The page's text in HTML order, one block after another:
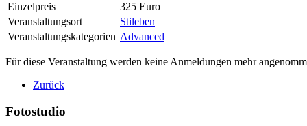
Einzelpreis
325 Euro
Veranstaltungsort
Stileben
Veranstaltungskategorien Advanced
Für diese Veranstaltung werden keine Anmeldungen mehr
Zurück
Fotostudio